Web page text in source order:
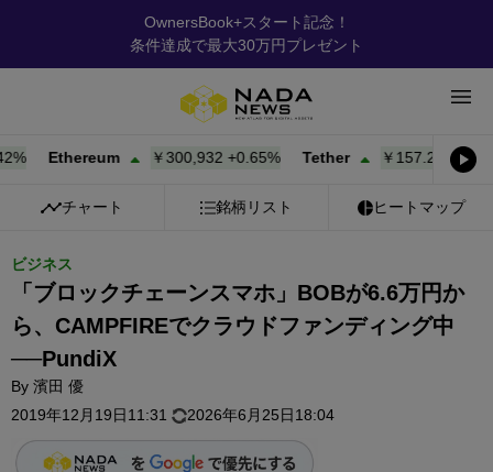
OwnersBook+スタート記念！
条件達成で最大30万円プレゼント
Ethereum ￥300,932+0.65% Tether ￥157.20+0.02%
チャート 銘柄リスト ヒートマップ
ビジネス
「ブロックチェーンスマホ」BOBが6.6万円か
ら、CAMPFIREでクラウドファンディング中
──PundiX
By 濱田 優
2019年12月19日11:31
2026年6月25日18:04